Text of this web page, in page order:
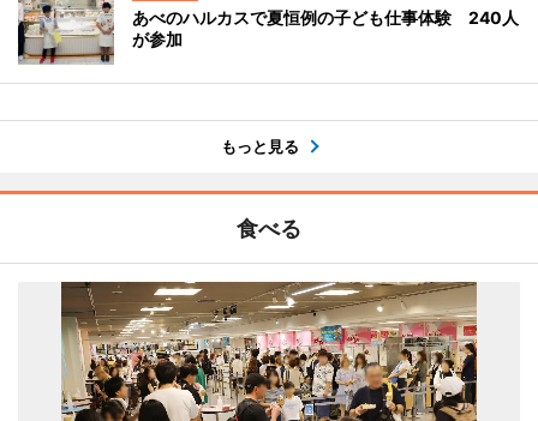
あべのハルカスで夏恒例の子ども仕事体験 240人
が参加
もっと見る
食べる